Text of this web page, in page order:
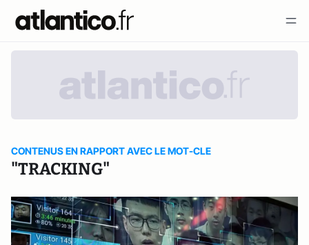
CONTENUS EN RAPPORT AVEC LE MOT-CLE
"TRACKING"